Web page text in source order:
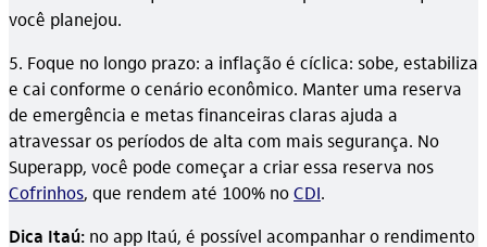
você planejou.
5. Foque no longo prazo: a inflação é cíclica: sobe, estabiliza
e cai conforme o cenário econômico. Manter uma reserva
de emergência e metas financeiras claras ajuda a
atravessar os períodos de alta com mais segurança. No
Superapp, você pode começar a criar essa reserva nos
Cofrinhos, que rendem até 100% noCDI.
Dica Itaú: no app Itaú, é possível acompanhar o rendimento